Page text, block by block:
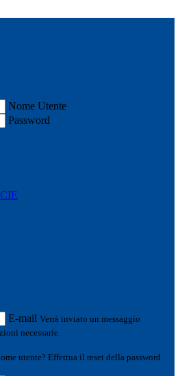
Nome Utente
Password
E-mail Verrà inviato un messaggio
necessarie.
utente? Effettua il reset della password